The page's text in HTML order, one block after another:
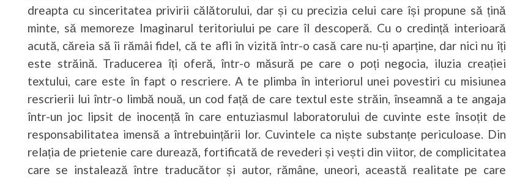
dreapta cu sinceritatea privirii călătorului, dar și cu precizia celui care își propune să țină
minte, să memoreze Imaginarul teritoriului pe care îl descoperă. Cu o credință interioară
acută, căreia să îi rămâi fidel, că te afli în vizită într-o casă care nu-ți aparține, dar nici nu îți
este străină. Traducerea îți oferă, într-o măsură pe care o poți negocia, iluzia creației
textului, care este în fapt o rescriere. A te plimba în interiorul unei povestiri cu misiunea
rescrierii lui într-o limbă nouă, un cod față de care textul este străin, înseamnă a te angaja
într-un joc lipsit de inocență în care entuziasmul laboratorului de cuvinte este însoțit de
responsabilitatea imensă a întrebuințării lor. Cuvintele ca niște substanțe periculoase. Din
relația de prietenie care durează, fortificată de revederi și vești din viitor, de complicitatea
care se instalează între traducător și autor, rămâne, uneori, această realitate pe care